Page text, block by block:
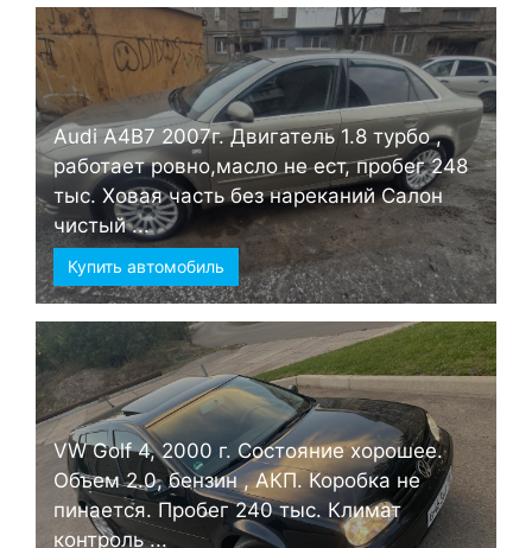
Audi А4B7 2007г. Двигатель 1.8 турбо ,
работает ровно,масло не ест, пробег 248
тыс. Ховая часть без нареканий Салон
чистый ...
Купить автомобиль
VW Golf 4, 2000 г. Состояние хорошее.
Объем 2.0, бензин , АКП. Коробка не
пинается. Пробег 240 тыс. Климат
контроль ...